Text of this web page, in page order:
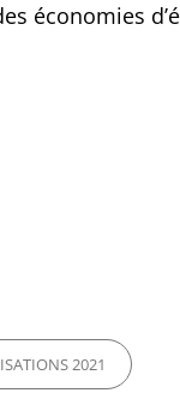
économies
2021